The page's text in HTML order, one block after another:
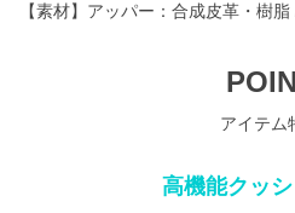
【素材】アッパー：合成皮革・樹
アイテム
高機能クッ